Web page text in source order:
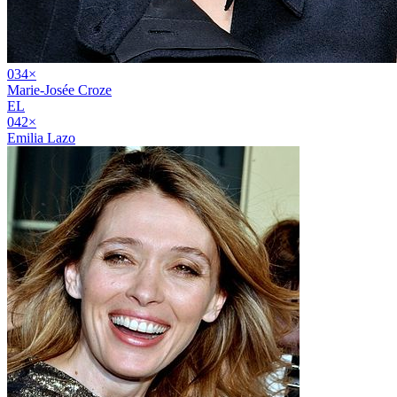
034×
Marie-Josée Croze
EL
042×
Emilia Lazo